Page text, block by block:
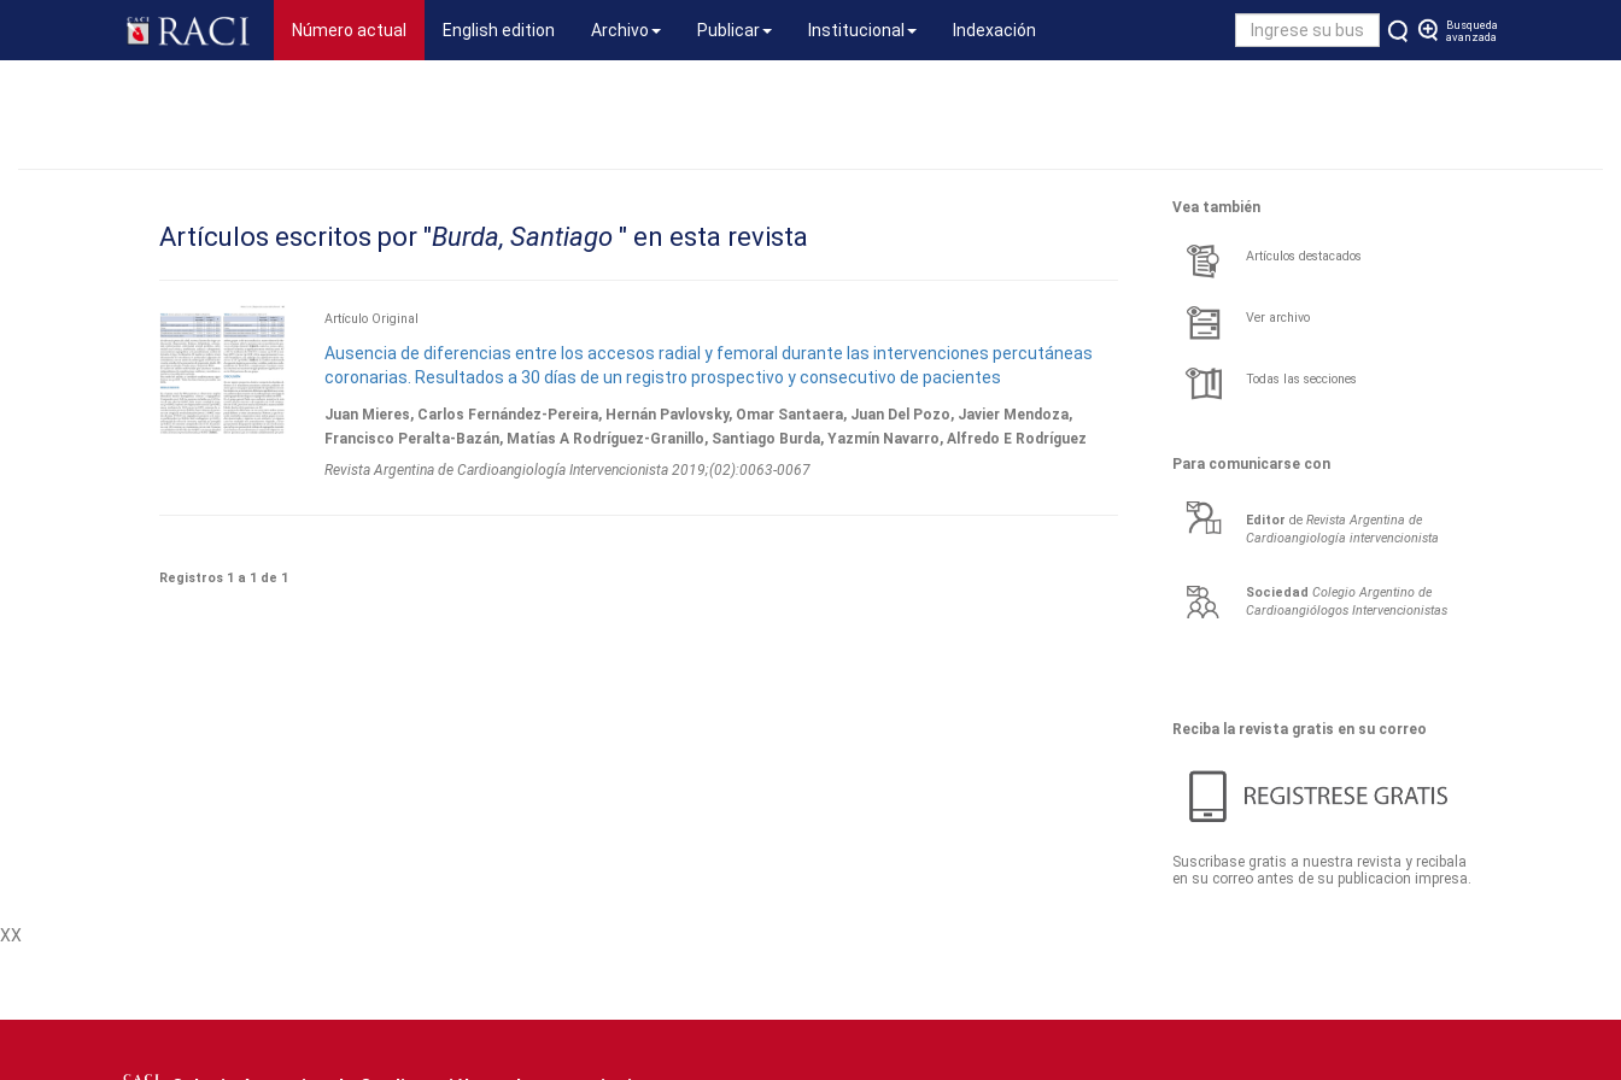
Número actual (current)English edition Archivo Publicar Institucional Indexación
Busqueda
avanzada
Artículos escritos por "Burda, Santiago " en esta revista
Artículo Original
Ausencia de diferencias entre los accesos radial y femoral durante las intervenciones percutáneas
coronarias. Resultados a 30 días de un registro prospectivo y consecutivo de pacientes
Juan Mieres, Carlos Fernández-Pereira, Hernán Pavlovsky, Omar Santaera, Juan Del Pozo, Javier Mendoza,
Francisco Peralta-Bazán, Matías A Rodríguez-Granillo, Santiago Burda, Yazmín Navarro, Alfredo E Rodríguez
Revista Argentina de Cardioangiologí­a Intervencionista 2019;(02):0063-0067
Registros 1 a 1 de 1
Vea también
Artículos destacados
Ver archivo
Todas las secciones
Para comunicarse con
Editor de Revista Argentina de
Cardioangiología intervencionista
Sociedad Colegio Argentino de
Cardioangiólogos Intervencionistas
Reciba la revista gratis en su correo
Suscribase gratis a nuestra revista y recibala
en su correo antes de su publicacion impresa.
XX